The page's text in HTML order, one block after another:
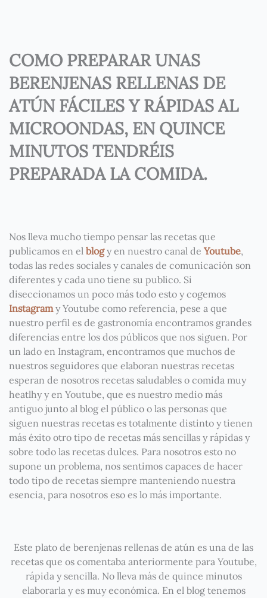
COMO PREPARAR UNAS
BERENJENAS RELLENAS DE
ATÚN FÁCILES Y RÁPIDAS AL
MICROONDAS, EN QUINCE
MINUTOS TENDRÉIS
PREPARADA LA COMIDA.
Nos lleva mucho tiempo pensar las recetas que
publicamos en el blogy en nuestro canal de Youtube,
todas las redes sociales y canales de comunicación son
diferentes y cada uno tiene su publico. Si
diseccionamos un poco más todo esto y cogemos
Instagramy Youtube como referencia, pese a que
nuestro perfil es de gastronomía encontramos grandes
diferencias entre los dos públicos que nos siguen. Por
un lado en Instagram, encontramos que muchos de
nuestros seguidores que elaboran nuestras recetas
esperan de nosotros recetas saludables o comida muy
heatlhy y en Youtube, que es nuestro medio más
antiguo junto al blog el público o las personas que
siguen nuestras recetas es totalmente distinto y tienen
más éxito otro tipo de recetas más sencillas y rápidas y
sobre todo las recetas dulces. Para nosotros esto no
supone un problema, nos sentimos capaces de hacer
todo tipo de recetas siempre manteniendo nuestra
esencia, para nosotros eso es lo más importante.
Este plato de berenjenas rellenas de atún es una de las
recetas que os comentaba anteriormente para Youtube,
rápida y sencilla. No lleva más de quince minutos
elaborarla y es muy económica. En el blog tenemos